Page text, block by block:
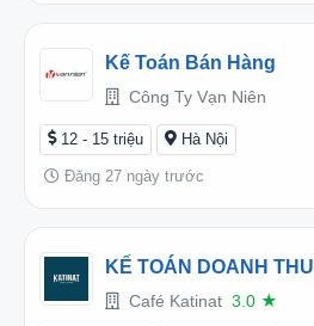
Kế Toán Bán Hàng
Công Ty Vạn Niên
12 - 15 triệu Hà Nội
Đăng 27 ngày trước
KẾ TOÁN DOANH THU
Café Katinat 3.0 ★